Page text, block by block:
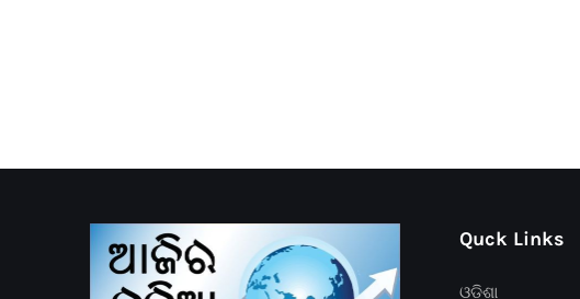
Quck Links
ଓଡ଼ିଶା